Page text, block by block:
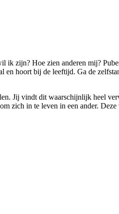
ik zijn? Hoe zien anderen mij?
en hoort bij de leeftijd. Ga de
Jij vindt dit waarschijnlijk heel
zich in te leven in een ander.